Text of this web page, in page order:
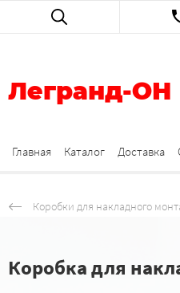
Легранд-ОН
Главная Каталог Доставка
Коробки для накладного
Коробка для